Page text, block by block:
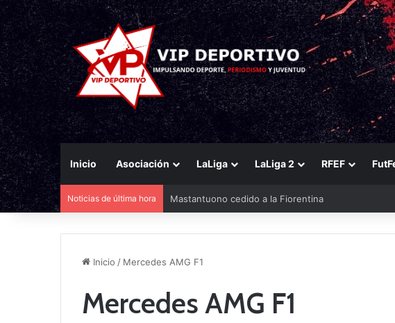
Inicio Asociación LaLiga LaLiga 2 RFEF
Noticias de última hora Mastantuono cedido a la Fiorentina
Inicio / Mercedes AMG F1
Mercedes AMG F1